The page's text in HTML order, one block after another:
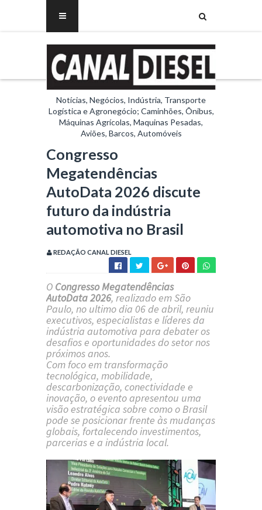
Notícias, Negócios, Indústria, Transporte
Logística e Agronegócio; Caminhões, Ônibus,
Máquinas Agrícolas, Maquinas Pesadas,
Aviões, Barcos, Automóveis
Congresso
Megatendências
AutoData 2026 discute
futuro da indústria
automotiva no Brasil
REDAÇÃO CANAL DIESEL
O Congresso Megatendências
AutoData 2026, realizado em São
Paulo, no ultimo dia 06 de abril, reuniu
executivos, especialistas e líderes da
indústria automotiva para debater os
desafios e oportunidades do setor nos
próximos anos.
Com foco em transformação
tecnológica, mobilidade,
descarbonização, conectividade e
inovação, o evento apresentou uma
visão estratégica sobre como o Brasil
pode se posicionar frente às mudanças
globais, fortalecendo investimentos,
parcerias e a indústria local.